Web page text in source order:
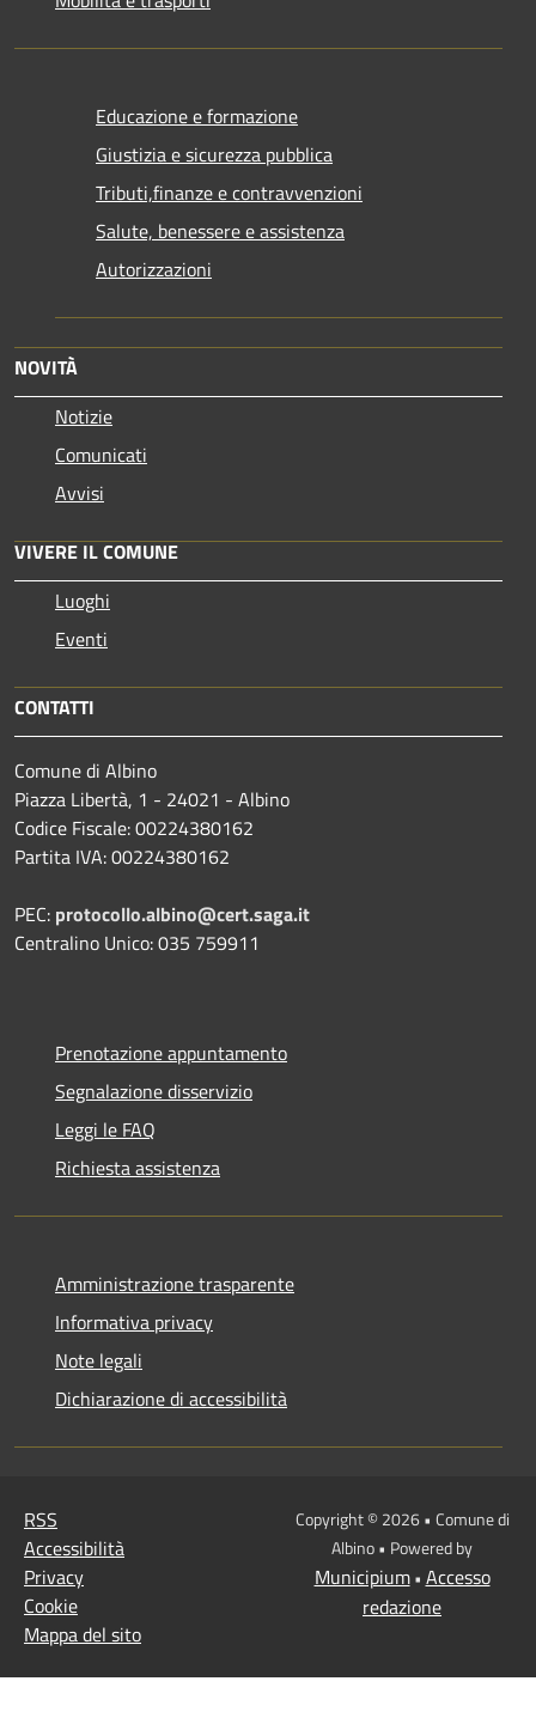
Educazione e formazione
Giustizia e sicurezza pubblica
Tributi,finanze e contravvenzioni
Salute, benessere e assistenza
Autorizzazioni
NOVITÀ
Notizie
Comunicati
Avvisi
VIVERE IL COMUNE
Luoghi
Eventi
CONTATTI
Comune di Albino
Piazza Libertà, 1 - 24021 - Albino
Codice Fiscale: 00224380162
Partita IVA: 00224380162
PEC: protocollo.albino@cert.saga.it
Centralino Unico: 035 759911
Prenotazione appuntamento
Segnalazione disservizio
Leggi le FAQ
Richiesta assistenza
Amministrazione trasparente
Informativa privacy
Note legali
Dichiarazione di accessibilità
RSS
Accessibilità
Privacy
Cookie
Mappa del sito
Copyright © 2026 • Comune di
Albino • Powered by
Municipium• Accesso
redazione